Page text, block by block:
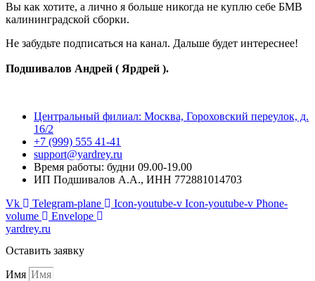
Вы как хотите, а лично я больше никогда не куплю себе БМВ
калининградской сборки.
Не забудьте подписаться на канал. Дальше будет интереснее!
Подшивалов Андрей ( Ярдрей ).
Центральный филиал: Москва, Гороховский переулок, д.
16/2
+7 (999) 555 41-41
support@yardrey.ru
Время работы: будни 09.00-19.00
ИП Подшивалов А.А., ИНН 772881014703
Vk
Telegram-plane Icon-youtube-v Icon-youtube-v Phone-
volume
Envelope
yardrey.ru
Оставить заявку
Имя